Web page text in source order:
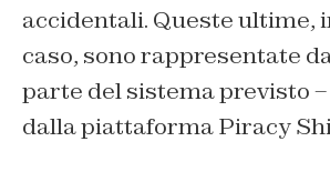
accidentali. Queste ultime,
caso, sono rappresentate
parte del sistema previsto –
dalla piattaforma Piracy